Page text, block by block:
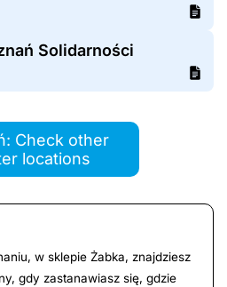
Solidarności
Check other
locations
w sklepie Żabka, znajdziesz
gdy zastanawiasz się, gdzie